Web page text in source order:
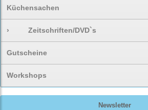
Küchensachen
› Zeitschriften/DVD`s
Gutscheine
Workshops
Newsletter